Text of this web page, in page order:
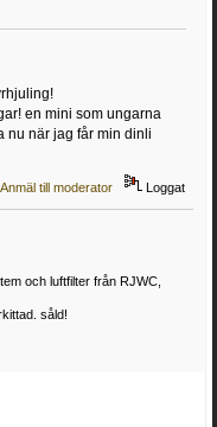
en mini som ungarna
nu när jag får min dinli
Anmäl till moderator Loggat
och luftfilter från RJWC,
såld!